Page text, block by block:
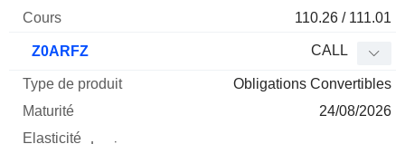
110.26 / 111.01
Z0ARFZ CALL
Obligations Convertibles
24/08/2026